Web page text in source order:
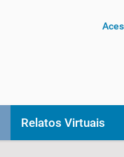
Relatos Virtuais